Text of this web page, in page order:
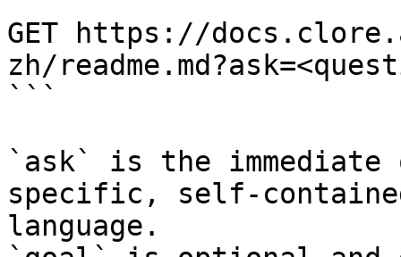
GET https://
zh/
```
`ask` is the
specific, self-
language.